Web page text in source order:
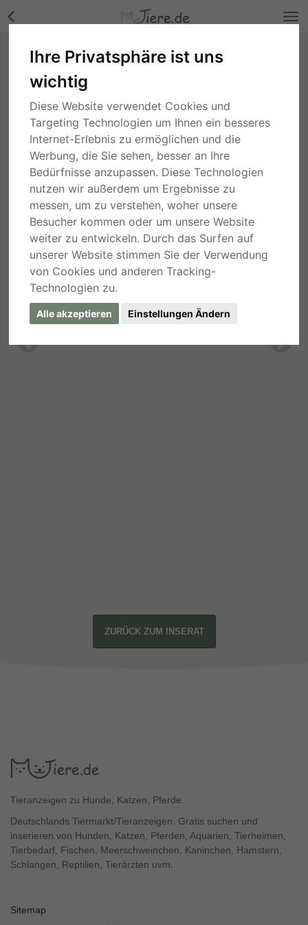
Ihre Privatsphäre ist uns
wichtig
Diese Website verwendet Cookies und
Targeting Technologien um Ihnen ein besseres
Internet-Erlebnis zu ermöglichen und die
Werbung, die Sie sehen, besser an Ihre
Bedürfnisse anzupassen. Diese Technologien
nutzen wir außerdem um Ergebnisse zu
messen, um zu verstehen, woher unsere
Besucher kommen oder um unsere Website
weiter zu entwickeln. Durch das Surfen auf
unserer Website stimmen Sie der Verwendung
von Cookies und anderen Tracking-
Technologien zu.
Alle akzeptieren Einstellungen Ändern
Zorro, Labrador - Rüde Bilder
Nordrhein-Westfalen
ZURÜCK ZUM INSERAT
Tieranzeigen zu Hunde, Katzen, Pferde.
Deutschlands Tiermarkt/Tieranzeigen. Gratis suchen und
inserieren von Hunden, Katzen, Pferden, Aquarien, Tierheimen,
Tierbedarf, Fischen, Meerschweinchen, Kaninchen, Hamstern,
Schlangen, Reptilien, Tierärzten uvm.
Sitemap